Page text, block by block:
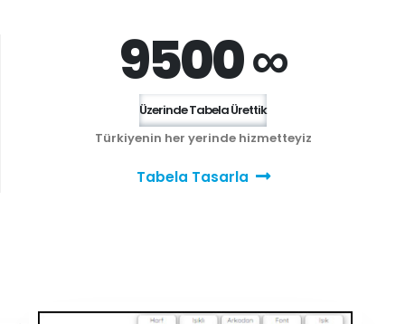
9500 ∞
Üzerinde Tabela Ürettik
Türkiyenin her yerinde hizmetteyiz
Tabela Tasarla